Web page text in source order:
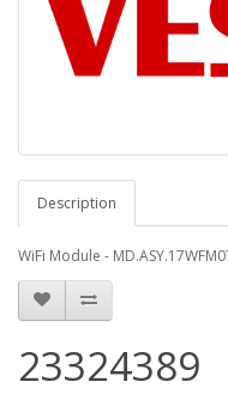
Description
WiFi Module -
23324389